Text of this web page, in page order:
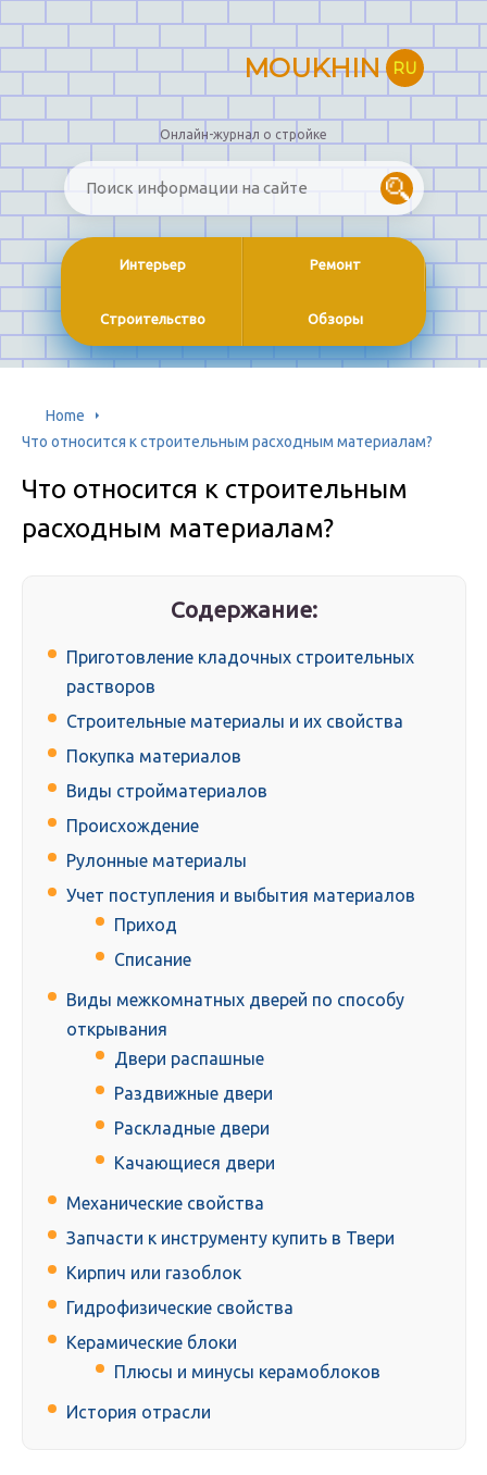
MOUKHIN RU
Онлайн-журнал о стройке
Интерьер Ремонт
Строительство Обзоры
Home
Что относится к строительным расходным материалам?
Что относится к строительным
расходным материалам?
Содержание:
Приготовление кладочных строительных
растворов
Строительные материалы и их свойства
Покупка материалов
Виды стройматериалов
Происхождение
Рулонные материалы
Учет поступления и выбытия материалов
Приход
Списание
Виды межкомнатных дверей по способу
открывания
Двери распашные
Раздвижные двери
Раскладные двери
Качающиеся двери
Механические свойства
Запчасти к инструменту купить в Твери
Кирпич или газоблок
Гидрофизические свойства
Керамические блоки
Плюсы и минусы керамоблоков
История отрасли